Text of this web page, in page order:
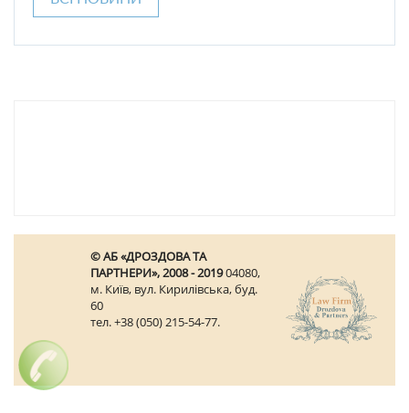
© АБ «ДРОЗДОВА ТА
ПАРТНЕРИ», 2008 - 201904080,
м. Київ, вул. Кирилівська, буд.
60
тел. +38 (050) 215-54-77.